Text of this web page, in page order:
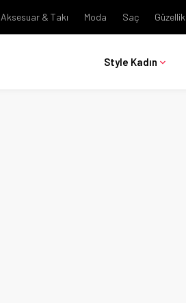
Aksesuar & Takı Moda Saç Güzellik
Style Kadın